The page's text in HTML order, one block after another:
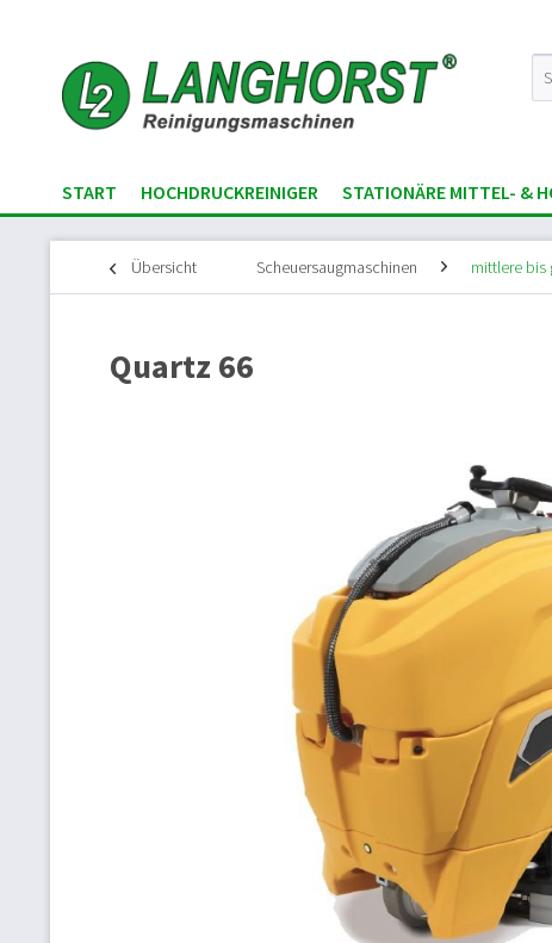
START HOCHDRUCKREINIGER STATIONÄRE MITTEL- &
Übersicht Scheuersaugmaschinen mittlere bis
Quartz 66